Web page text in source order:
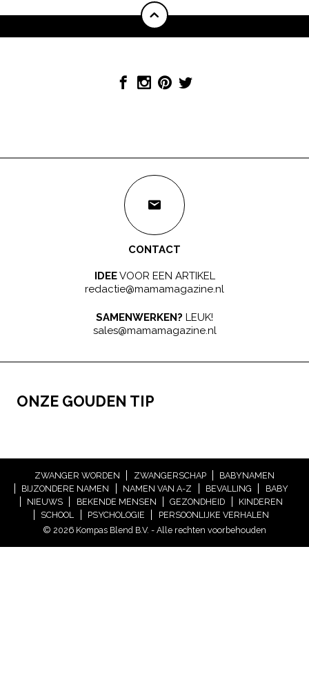
CONTACT
IDEEVOOR EEN ARTIKEL
redactie@mamamagazine.nl
SAMENWERKEN? LEUK!
sales@mamamagazine.nl
ONZE GOUDEN TIP
ZWANGER WORDEN ZWANGERSCHAP
BABYNAMEN
BIJZONDERE NAMEN
NAMEN VAN A-Z BEVALLING
BABY
NIEUWS
BEKENDE MENSEN GEZONDHEID
KINDEREN
SCHOOL
PSYCHOLOGIE
PERSOONLIJKE VERHALEN
© 2026 Kompas Blend B.V. - Alle rechten voorbehouden